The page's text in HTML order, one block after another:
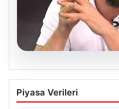
Transfer krizi
Burhan Can
Piyasa Verileri